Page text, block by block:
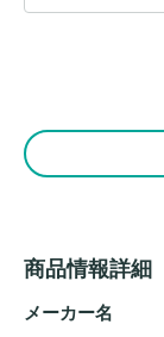
商品情報詳細
メーカー名